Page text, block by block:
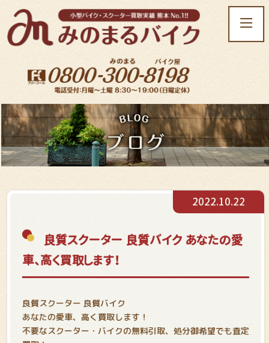
t
o
n
a
v
i
g
t
o
良質スクーター 良質バイク あなたの愛
車、高く買取します！
2022.10.22
良質スクーター 良質バイク
あなたの愛車、高く買取します！
不要なスクーター・バイクの無料引取、処分御希望でも査定